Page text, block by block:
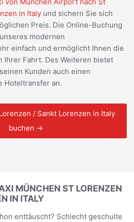
in Italy und sichern Sie sich
Preis. Die Online-Buchung
modernen
einfach und ermöglicht Ihnen die
Ihrer Fahrt. Des Weiteren bietet
Kunden auch einen
Hoteltransfer an.
/ Sankt Lorenzen in Italy
buchen →
MÜNCHEN ST LORENZEN
IN ITALY
enttäuscht? Schlecht geschulte